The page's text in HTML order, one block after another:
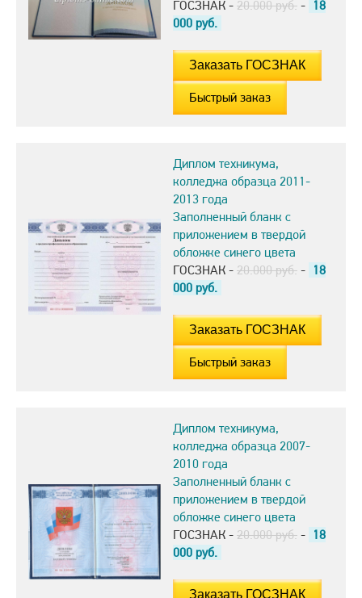
ГОСЗНАК - 20.000 руб. - 18
000 руб.
Быстрый заказ
Диплом техникума,
колледжа образца 2011-
2013 года
Заполненный бланк с
приложением в твердой
обложке синего цвета
ГОСЗНАК - 20.000 руб. - 18
000 руб.
Быстрый заказ
Диплом техникума,
колледжа образца 2007-
2010 года
Заполненный бланк с
приложением в твердой
обложке синего цвета
ГОСЗНАК - 20.000 руб. - 18
000 руб.